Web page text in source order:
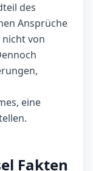
des
Ansprüche
von
eine
Fakten